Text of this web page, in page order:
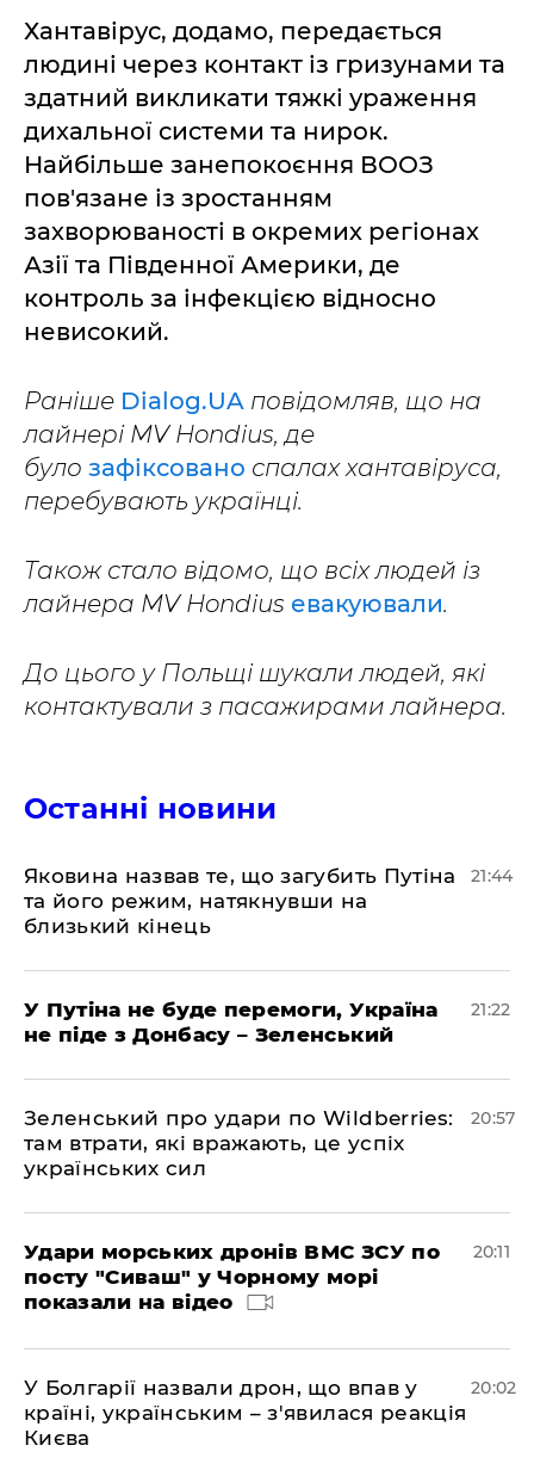
Хантавірус, додамо, передається
людині через контакт із гризунами та
здатний викликати тяжкі ураження
дихальної системи та нирок.
Найбільше занепокоєння ВООЗ
пов'язане із зростанням
захворюваності в окремих регіонах
Азії та Південної Америки, де
контроль за інфекцією відносно
невисокий.
Раніше Dialog.UA повідомляв, що на
лайнері MV Hondius, де
було зафіксовано спалах хантавіруса,
перебувають українці.
Також стало відомо, що всіх людей із
лайнера MV Hondius евакуювали.
До цього у Польщі шукали людей, які
контактували з пасажирами лайнера.
Останні новини
Яковина назвав те, що загубить Путіна
та його режим, натякнувши на
близький кінець
21:44
У Путіна не буде перемоги, Україна
не піде з Донбасу – Зеленський
21:22
Зеленський про удари по Wildberries:
там втрати, які вражають, це успіх
українських сил
20:57
Удари морських дронів ВМС ЗСУ по
посту "Сиваш" у Чорному морі
показали на відео
20:11
У Болгарії назвали дрон, що впав у
країні, українським – з'явилася реакція
Києва
20:02